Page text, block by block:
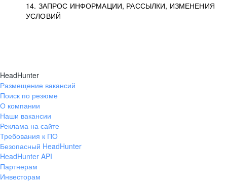
14. ЗАПРОС ИНФОРМАЦИИ, РАССЫЛКИ, ИЗМЕНЕНИЯ
УСЛОВИЙ
HeadHunter
Размещение вакансий
Поиск по резюме
О компании
Наши вакансии
Реклама на сайте
Требования к ПО
Безопасный HeadHunter
HeadHunter API
Партнерам
Инвесторам